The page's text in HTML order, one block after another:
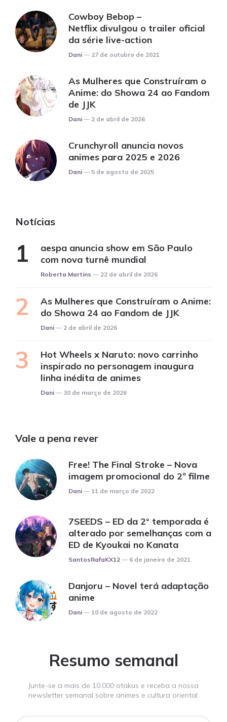
Cowboy Bebop –
Netflix divulgou o trailer oficial
da série live-action
Posted
Dani 27 de outubro de 2021
As Mulheres que Construíram o
Anime: do Showa 24 ao Fandom
de JJK
Posted
Dani 2 de abril de 2026
Crunchyroll anuncia novos
animes para 2025 e 2026
Posted
Dani 5 de agosto de 2025
Notícias
aespa anuncia show em São Paulo
com nova turnê mundial
Posted
Roberta Martins 22 de abril de 2026
As Mulheres que Construíram o Anime:
do Showa 24 ao Fandom de JJK
Posted
Dani 2 de abril de 2026
Hot Wheels x Naruto: novo carrinho
inspirado no personagem inaugura
linha inédita de animes
Posted
Dani 30 de março de 2026
Vale a pena rever
Free! The Final Stroke – Nova
imagem promocional do 2º filme
Posted
Dani 11 de março de 2022
7SEEDS – ED da 2° temporada é
alterado por semelhanças com a
ED de Kyoukai no Kanata
Posted
SantosRafaKX12 6 de janeiro de 2021
Danjoru – Novel terá adaptação
anime
Posted
Dani 10 de agosto de 2022
Resumo semanal
Junte-se a mais de 10.000 otakus e receba a nossa
newsletter semanal sobre animes e cultura oriental.